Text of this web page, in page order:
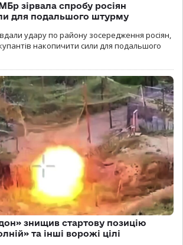
зірвала спробу росіян
для подальшого штурму
удару по району зосередження росіян,
накопичити сили для подальшого
знищив стартову позицію
та інші ворожі цілі